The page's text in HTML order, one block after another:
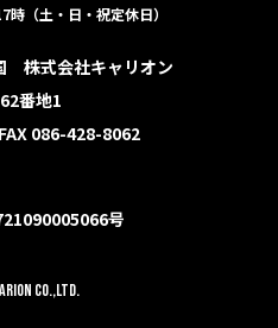
（土・日・祝定休日）
株式会社キャリオン
番地1
FAX 086-428-8062
号
Co.,Ltd.